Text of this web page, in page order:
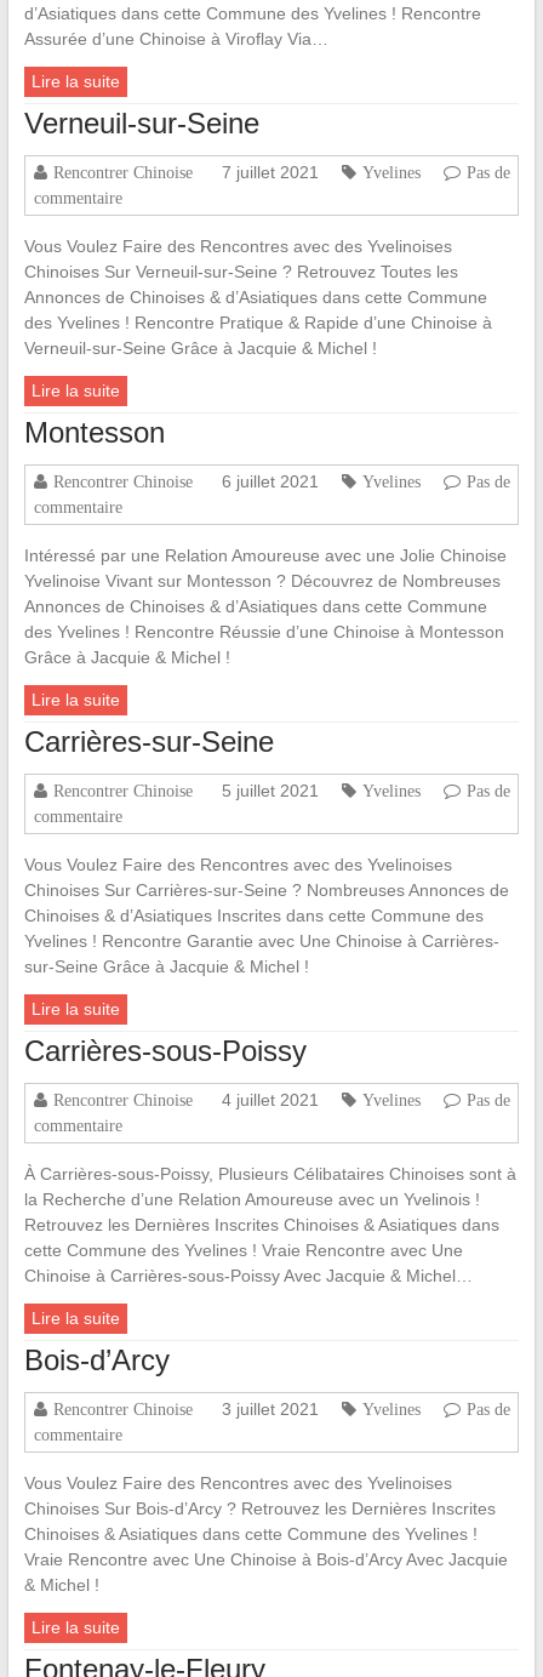
d’Asiatiques dans cette Commune des Yvelines ! Rencontre
Assurée d’une Chinoise à Viroflay Via…
Lire la suite
Verneuil-sur-Seine
Rencontrer Chinoise 7 juillet 2021 Yvelines
Pas de
commentaire
Vous Voulez Faire des Rencontres avec des Yvelinoises
Chinoises Sur Verneuil-sur-Seine ? Retrouvez Toutes les
Annonces de Chinoises & d’Asiatiques dans cette Commune
des Yvelines ! Rencontre Pratique & Rapide d’une Chinoise à
Verneuil-sur-Seine Grâce à Jacquie & Michel !
Lire la suite
Montesson
Rencontrer Chinoise 6 juillet 2021 Yvelines
Pas de
commentaire
Intéressé par une Relation Amoureuse avec une Jolie Chinoise
Yvelinoise Vivant sur Montesson ? Découvrez de Nombreuses
Annonces de Chinoises & d’Asiatiques dans cette Commune
des Yvelines ! Rencontre Réussie d’une Chinoise à Montesson
Grâce à Jacquie & Michel !
Lire la suite
Carrières-sur-Seine
Rencontrer Chinoise 5 juillet 2021 Yvelines
Pas de
commentaire
Vous Voulez Faire des Rencontres avec des Yvelinoises
Chinoises Sur Carrières-sur-Seine ? Nombreuses Annonces de
Chinoises & d’Asiatiques Inscrites dans cette Commune des
Yvelines ! Rencontre Garantie avec Une Chinoise à Carrières-
sur-Seine Grâce à Jacquie & Michel !
Lire la suite
Carrières-sous-Poissy
Rencontrer Chinoise 4 juillet 2021 Yvelines
Pas de
commentaire
À Carrières-sous-Poissy, Plusieurs Célibataires Chinoises sont à
la Recherche d’une Relation Amoureuse avec un Yvelinois !
Retrouvez les Dernières Inscrites Chinoises & Asiatiques dans
cette Commune des Yvelines ! Vraie Rencontre avec Une
Chinoise à Carrières-sous-Poissy Avec Jacquie & Michel…
Lire la suite
Bois-d’Arcy
Rencontrer Chinoise 3 juillet 2021 Yvelines
Pas de
commentaire
Vous Voulez Faire des Rencontres avec des Yvelinoises
Chinoises Sur Bois-d’Arcy ? Retrouvez les Dernières Inscrites
Chinoises & Asiatiques dans cette Commune des Yvelines !
Vraie Rencontre avec Une Chinoise à Bois-d’Arcy Avec Jacquie
& Michel !
Lire la suite
Fontenay-le-Fleury